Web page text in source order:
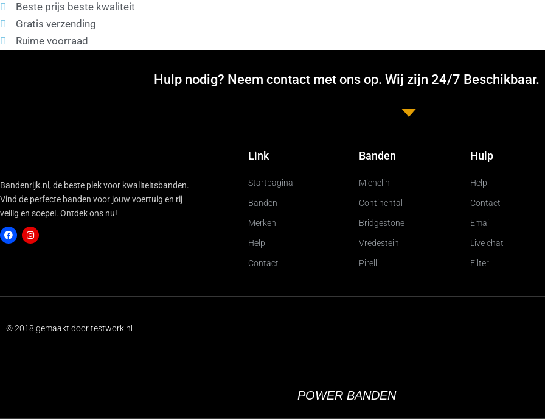
Beste prijs beste kwaliteit
Gratis verzending
Ruime voorraad
Hulp nodig? Neem contact met ons op. Wij zijn 24/7 Beschikbaar.
Bandenrijk.nl, de beste plek voor kwaliteitsbanden.
Vind de perfecte banden voor jouw voertuig en rij
veilig en soepel. Ontdek ons nu!
b
k
a
a
m
Link
Startpagina
Banden
Merken
Help
Contact
Banden
Michelin
Continental
Bridgestone
Vredestein
Pirelli
Hulp
Help
Contact
Email
Live chat
Filter
© 2018 gemaakt door testwork.nl
POWER BANDEN